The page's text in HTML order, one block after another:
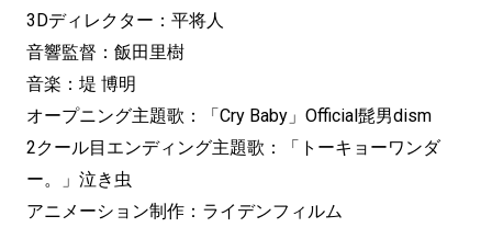
3Dディレクター：平将人
音響監督：飯田里樹
音楽：堤 博明
オープニング主題歌：「Cry Baby」Official髭男dism
2クール目エンディング主題歌：「トーキョーワンダ
ー。」泣き虫
アニメーション制作：ライデンフィルム